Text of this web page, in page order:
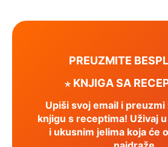
PREUZMITE
⋆ KNJIGA SA
Upiši svoj email i preuzmi
knjigu s receptima! Uživaj
i ukusnim jelima koja će